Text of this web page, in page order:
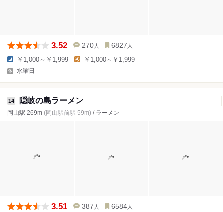
3.52 270 人 6827 人
￥1,000～￥1,999 ￥1,000～￥1,999
水曜日
14 隠岐の島ラーメン
岡山駅 269m (岡山駅前駅 59m) / ラーメン
3.51 387 人 6584 人